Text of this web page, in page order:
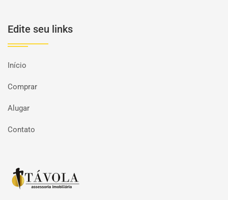
Edite seu links
Início
Comprar
Alugar
Contato
Página inicial